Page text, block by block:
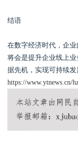
结语
在数字经济时代，企
将会是提升企业线上
据先机，实现可持续
https://www.ytnews.cn/